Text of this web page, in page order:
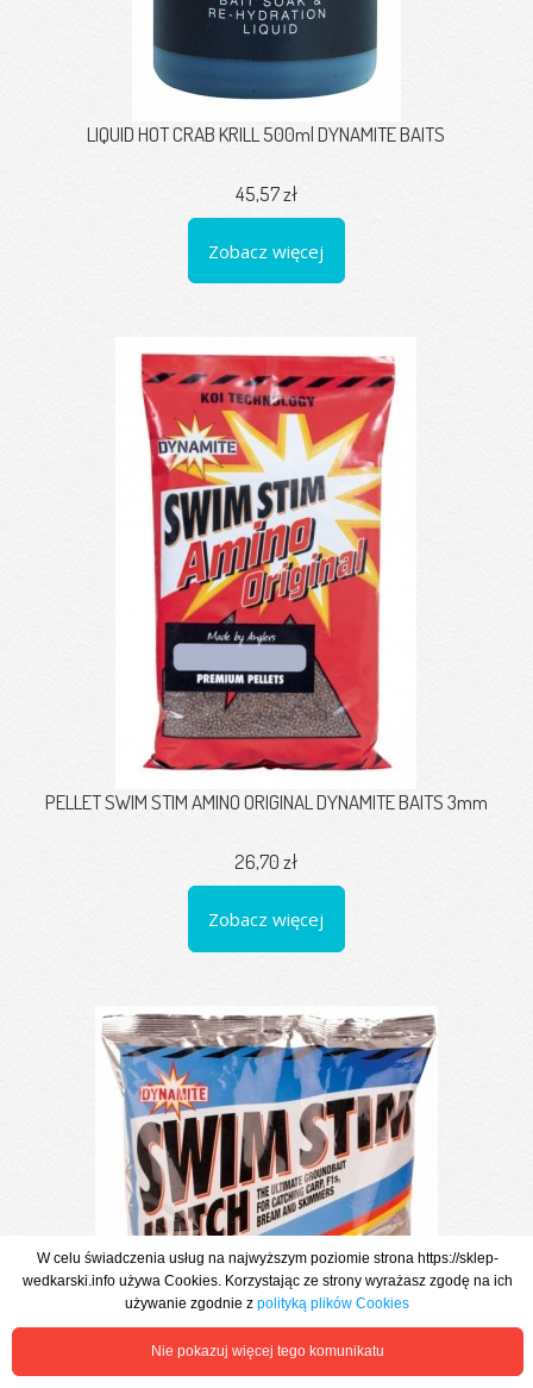
LIQUID HOT CRAB KRILL 500ml DYNAMITE BAITS
45,57 zł
Zobacz więcej
PELLET SWIM STIM AMINO ORIGINAL DYNAMITE BAITS 3mm
26,70 zł
Zobacz więcej
W celu świadczenia usług na najwyższym poziomie strona https://sklep-
wedkarski.info używa Cookies. Korzystając ze strony wyrażasz zgodę na ich
używanie zgodnie zpolityką plików Cookies
Nie pokazuj więcej tego komunikatu